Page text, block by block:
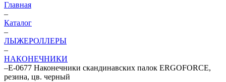
Главная
–
Каталог
–
ЛЫЖЕРОЛЛЕРЫ
–
НАКОНЕЧНИКИ
–E-0677 Наконечники скандинавских палок ERGOFORCE,
резина, цв. черный